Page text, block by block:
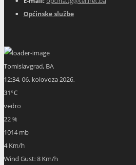
Općinske službe
Tomislavgrad, BA
12:34,06. kolovoza 2026.
31°C
vedro
22 %
1014 mb
4 Km/h
Wind Gust:8 Km/h